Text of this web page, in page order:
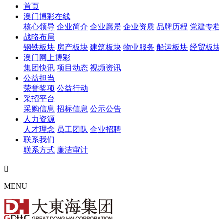
首页
澳门博彩在线
核心领导 企业简介 企业愿景 企业资质 品牌历程 党建专
战略布局
钢铁板块 房产板块 建筑板块 物业服务 船运板块 经贸板
澳门网上博彩
集团快讯 项目动态 视频资讯
公益担当
荣誉奖项 公益行动
采招平台
采购信息 招标信息 公示公告
人力资源
人才理念 员工团队 企业招聘
联系我们
联系方式 廉洁审计

MENU